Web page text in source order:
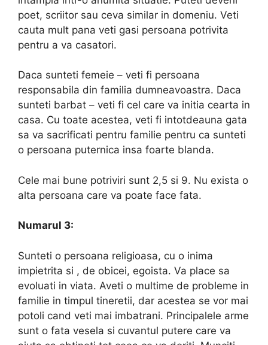
poet, scriitor sau ceva similar in domeniu. Veti
cauta mult pana veti gasi persoana potrivita
pentru a va casatori.
Daca sunteti femeie – veti fi persoana
responsabila din familia dumneavoastra. Daca
sunteti barbat – veti fi cel care va initia cearta in
casa. Cu toate acestea, veti fi intotdeauna gata
sa va sacrificati pentru familie pentru ca sunteti
o persoana puternica insa foarte blanda.
Cele mai bune potriviri sunt 2,5 si 9. Nu exista o
alta persoana care va poate face fata.
Numarul 3:
Sunteti o persoana religioasa, cu o inima
impietrita si , de obicei, egoista. Va place sa
evoluati in viata. Aveti o multime de probleme in
familie in timpul tineretii, dar acestea se vor mai
potoli cand veti mai imbatrani. Principalele arme
sunt o fata vesela si cuvantul putere care va